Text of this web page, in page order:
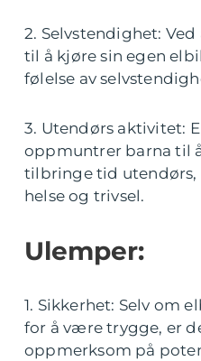
2. Selvstendighet:
til å kjøre sin egen
følelse av
3. Utendørs aktivitet:
oppmuntrer barna til
tilbringe tid utendørs,
helse og trivsel.
Ulemper:
1. Sikkerhet: Selv om
for å være trygge, er
oppmerksom på